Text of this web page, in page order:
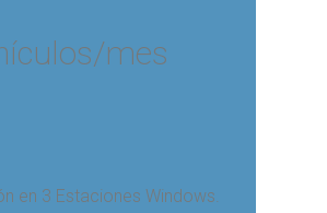
mes
en 3 Estaciones Windows.